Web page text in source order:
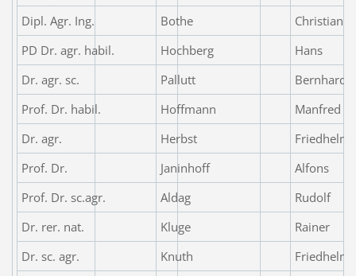
Dipl. Agr. Ing.
Bothe
Christian
PD Dr. agr. habil.
Hochberg
Hans
Dr. agr. sc.
Pallutt
Bernhard
Prof. Dr. habil.
Hoffmann
Manfred
Dr. agr.
Herbst
Friedhelm
Prof. Dr.
Janinhoff
Alfons
Prof. Dr. sc.agr.
Aldag
Rudolf
Dr. rer. nat.
Kluge
Rainer
Dr. sc. agr.
Knuth
Friedhelm